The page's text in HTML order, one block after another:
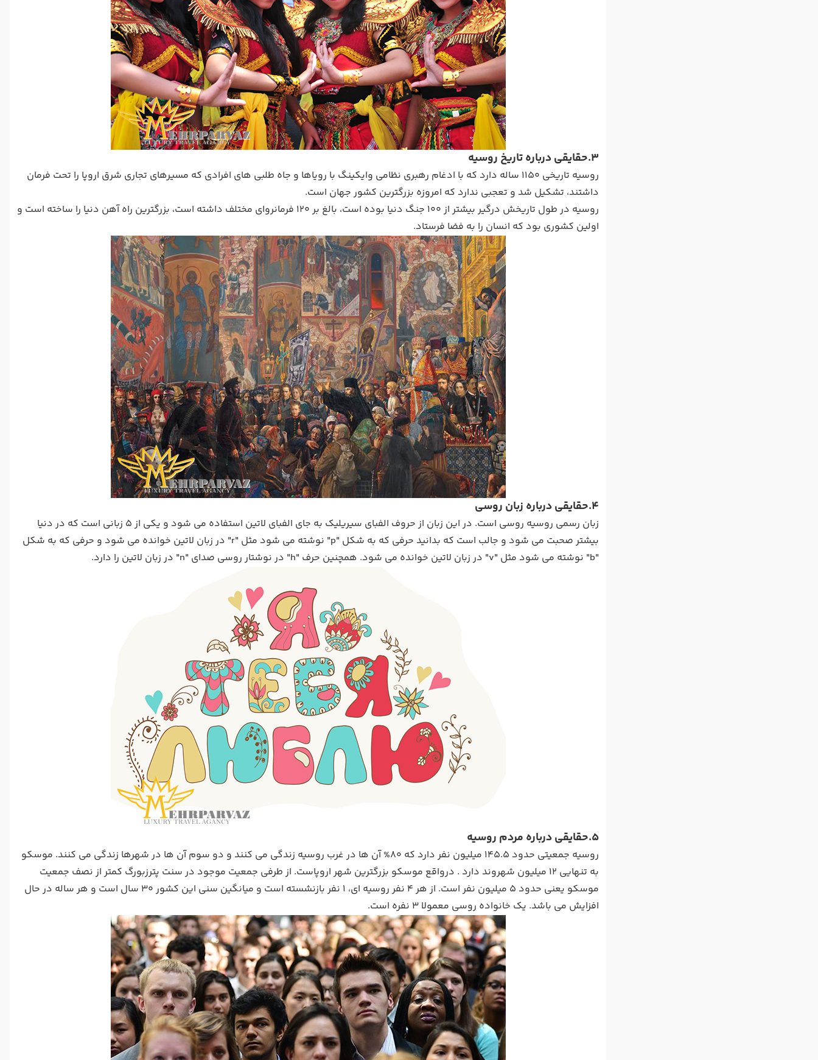
3.حقایقی درباره تاریخ روسیه
روسیه تاریخی 1150 ساله دارد که با ادغام رهبری نظامی وایکینگ با رویاها و جاه طلبی های افرادی که مسیرهای تجاری شرق اروپا را تحت فرمان
داشتند، تشکیل شد و تعجبی ندارد که امروزه بزرگترین کشور جهان است.
روسیه در طول تاریخش درگیر بیشتر از 100 جنگ دنیا بوده است، بالغ بر 120 فرمانروای مختلف داشته است، بزرگترین راه آهن دنیا را ساخته است و
اولین کشوری بود که انسان را به فضا فرستاد.
4.حقایقی درباره زبان روسی
زبان رسمی روسیه روسی است. در این زبان از حروف الفبای سیریلیک به جای الفبای لاتین استفاده می شود و یکی از 5 زبانی است که در دنیا
بیشتر صحبت می شود و جالب است که بدانید حرفی که به شکل "p" نوشته می شود مثل "r" در زبان لاتین خوانده می شود و حرفی که به شکل
"b" نوشته می شود مثل "v" در زبان لاتین خوانده می شود. همچنین حرف "h" در نوشتار روسی صدای "n" در زبان لاتین را دارد.
5.حقایقی درباره مردم روسیه
روسیه جمعیتی حدود 145.5 میلیون نفر دارد که 80% آن ها در غرب روسیه زندگی می کنند و دو سوم آن ها در شهرها زندگی می کنند. موسکو
به تنهایی 12 میلیون شهروند دارد . درواقع موسکو بزرگترین شهر اروپاست. از طرفی جمعیت موجود در سنت پترزبورگ کمتر از نصف جمعیت
موسکو یعنی حدود 5 میلیون نفر است. از هر 4 نفر روسیه ای، 1 نفر بازنشسته است و میانگین سنی این کشور 30 سال است و هر ساله در حال
افزایش می باشد. یک خانواده روسی معمولا 3 نفره است.